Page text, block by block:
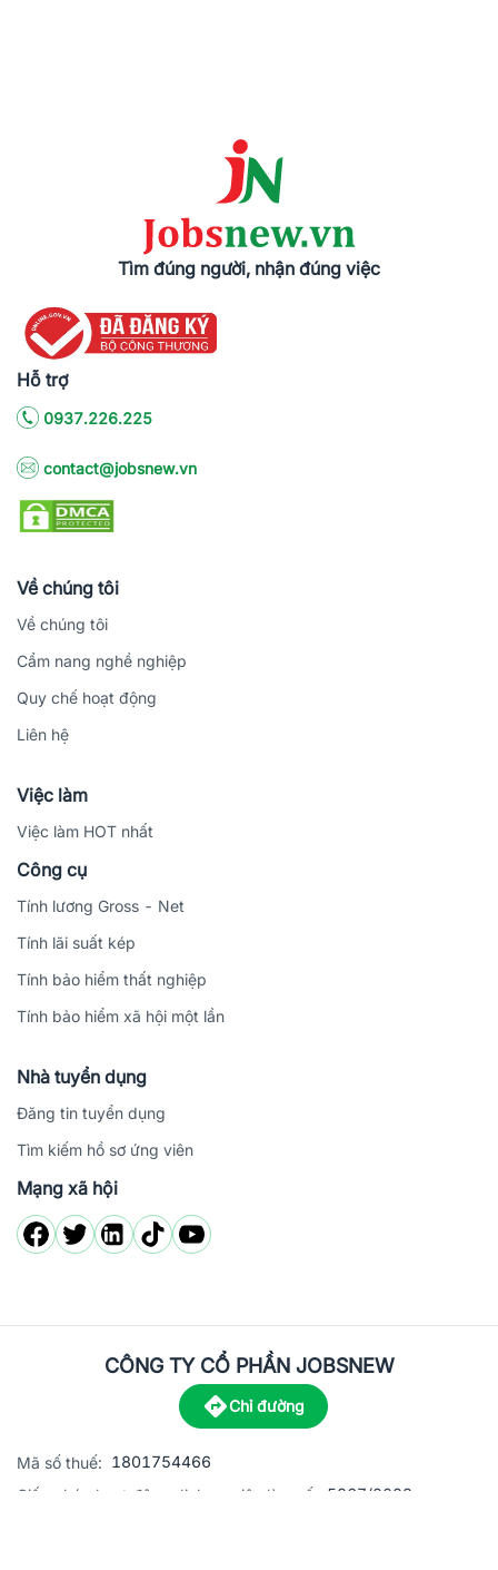
Tìm đúng người, nhận đúng việc
Hỗ trợ
0937.226.225
contact@jobsnew.vn
Về chúng tôi
Về chúng tôi
Cẩm nang nghề nghiệp
Quy chế hoạt động
Liên hệ
Việc làm
Việc làm HOT nhất
Công cụ
Tính lương Gross - Net
Tính lãi suất kép
Tính bảo hiểm thất nghiệp
Tính bảo hiểm xã hội một lần
Nhà tuyển dụng
Đăng tin tuyển dụng
Tìm kiếm hồ sơ ứng viên
Mạng xã hội
CÔNG TY CỔ PHẦN JOBSNEW
Chỉ đường
Mã số thuế: 1801754466
Giấy phép hoạt động dịch vụ việc làm số:
5867/2023